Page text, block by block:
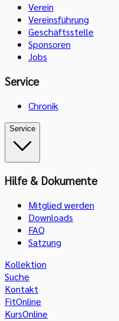
Verein
Vereinsführung
Geschäftsstelle
Sponsoren
Jobs
Service
Chronik
Service
Hilfe & Dokumente
Mitglied werden
Downloads
FAQ
Satzung
Kollektion
Suche
Kontakt
FitOnline
KursOnline